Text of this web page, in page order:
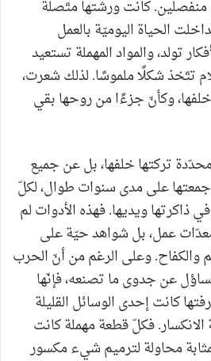
منفصلين. كانت ورشتها متّصلة
الحياة اليوميّة بالعمل
تولد، والمواد المهملة تستعيد
تتّخذ شكلًا ملموسًا. لذلك شعرت،
وكأنّ جزءًا من روحها بقي
تركتها خلفها، بل عن جميع
جمعتها على مدى سنوات طوال، لكلّ
ذاكرتها ويديها. فهذه الأدوات لم
معدّات عمل، بل شواهد حيّة على
والكفاح. وعلى الرغم من أنّ الحرب
عن جدوى ما تصنعه، فإنّها
كانت إحدى الوسائل القليلة
فكلّ قطعة مهملة كانت
محاولة لترميم شيء مكسور